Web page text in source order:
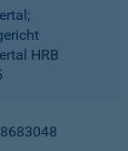
HRB